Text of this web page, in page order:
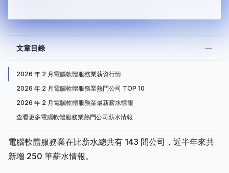
文章目錄
2026 年 2 月電腦軟體服務業薪資行情
2026 年 2 月電腦軟體服務業熱門公司 TOP 10
2026 年 2 月電腦軟體服務業最新薪水情報
查看更多電腦軟體服務業熱門公司薪水情報
電腦軟體服務業在比薪水總共有 143 間公司，近半年來共
新增 250 筆薪水情報。